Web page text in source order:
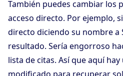
También puedes cambiar los
acceso directo. Por ejemplo,
directo diciendo su nombre a
resultado. Sería engorroso
lista de citas. Así que aquí